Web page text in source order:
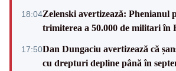
18:04Zelenski avertizează: Phenianul
trimiterea a 50.000 de militari în
17:50Dan Dungaciu avertizează că
cu drepturi depline până în